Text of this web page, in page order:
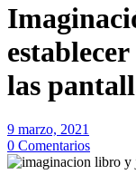
las
9 marzo, 2021
0 Comentarios